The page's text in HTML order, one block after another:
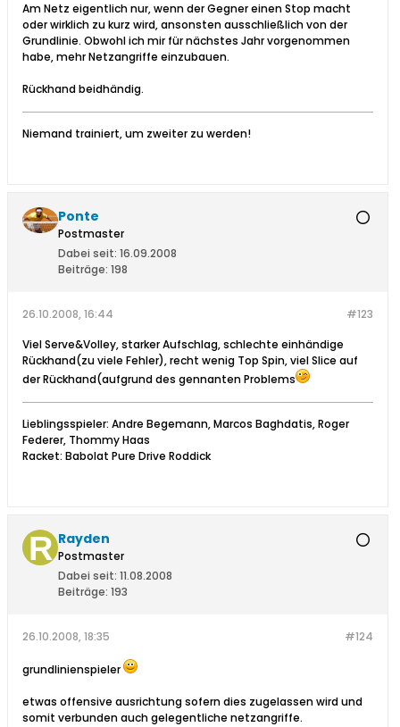
Am Netz eigentlich nur, wenn der Gegner einen Stop macht
oder wirklich zu kurz wird, ansonsten ausschließlich von der
Grundlinie. Obwohl ich mir für nächstes Jahr vorgenommen
habe, mehr Netzangriffe einzubauen.
Rückhand beidhändig.
Niemand trainiert, um zweiter zu werden!
Ponte
Postmaster
Dabei seit: 16.09.2008
Beiträge: 198
#123
26.10.2008, 16:44
Viel Serve&Volley, starker Aufschlag, schlechte einhändige
Rückhand(zu viele Fehler), recht wenig Top Spin, viel Slice auf
der Rückhand(aufgrund des gennanten Problems
Lieblingsspieler: Andre Begemann, Marcos Baghdatis, Roger
Federer, Thommy Haas
Racket: Babolat Pure Drive Roddick
Rayden
Postmaster
Dabei seit: 11.08.2008
Beiträge: 193
#124
26.10.2008, 18:35
grundlinienspieler
etwas offensive ausrichtung sofern dies zugelassen wird und
somit verbunden auch gelegentliche netzangriffe.